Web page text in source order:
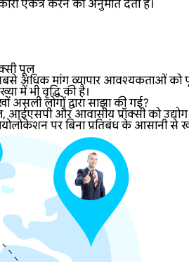
एकत्र करने की अनुमति देता है।
पूल
अधिक मांग व्यापार आवश्यकताओं को
में भी वृद्धि की है।
असली लोगों द्वारा साझा की गई?
आईएसपी और आवासीय प्रॉक्सी को
पर बिना प्रतिबंध के आसानी से